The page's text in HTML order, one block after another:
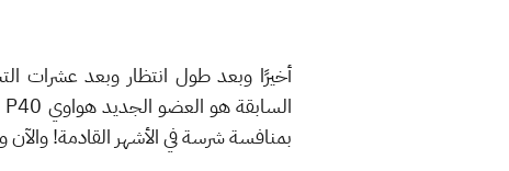
السابقة هو العضو الجديد هواوي P40 برو بلس، والذي يأتي مع
بمنافسة شرسة في الأشهر القادمة!